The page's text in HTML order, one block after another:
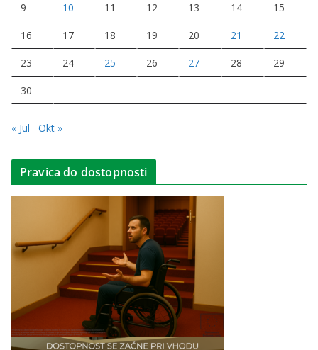
9 10 11 12 13 14 15
16 17 18 19 20 21 22
23 24 25 26 27 28 29
30
« Jul Okt »
Pravica do dostopnosti